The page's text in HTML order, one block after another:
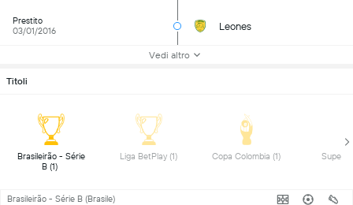
Prestito
03/01/2016
Leones
Vedi altro
Titoli
Brasileirão - Série
Brasileirão - Série B (Brasile)